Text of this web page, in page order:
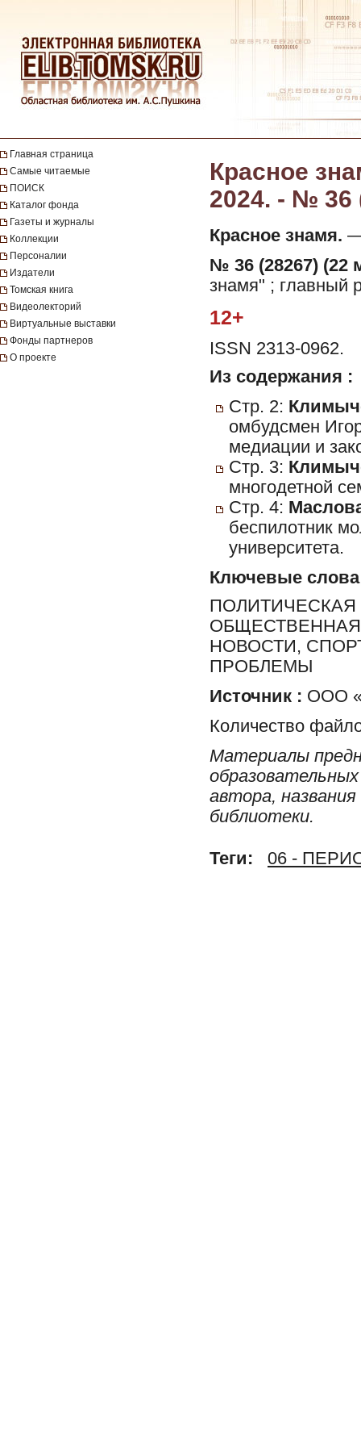
Главная страница
Самые читаемые
ПОИСК
Каталог фонда
Газеты и журналы
Коллекции
Персоналии
Издатели
Томская книга
Видеолекторий
Виртуальные выставки
Фонды партнеров
О проекте
Красное
2024. - № 36
Красное знамя. —
№ 36 (28267) (22
знамя" ; главный
12+
ISSN 2313-0962.
Из содержания :
Стр. 2:
омбудсмен
медиации и
Стр. 3:
многодетной
Стр. 4:
беспилотник
университета.
Ключевые слова
НОВОСТИ,
ПРОБЛЕМЫ
Источник : ООО
Количество
Материалы
автора,
библиотеки.
Теги: 06 -